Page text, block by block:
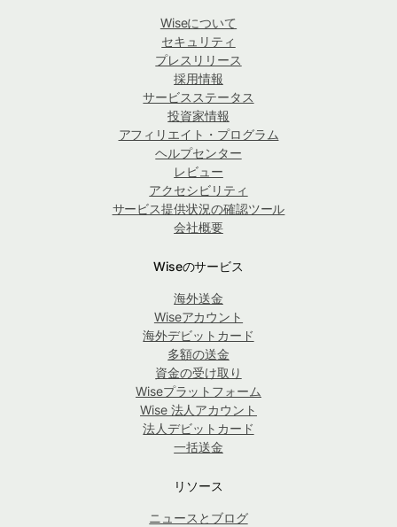
Wiseについて
セキュリティ
プレスリリース
採用情報
サービスステータス
投資家情報
アフィリエイト・プログラム
ヘルプセンター
レビュー
アクセシビリティ
サービス提供状況の確認ツール
会社概要
Wiseのサービス
海外送金
Wiseアカウント
海外デビットカード
多額の送金
資金の受け取り
Wiseプラットフォーム
Wise 法人アカウント
法人デビットカード
一括送金
リソース
ニュースとブログ